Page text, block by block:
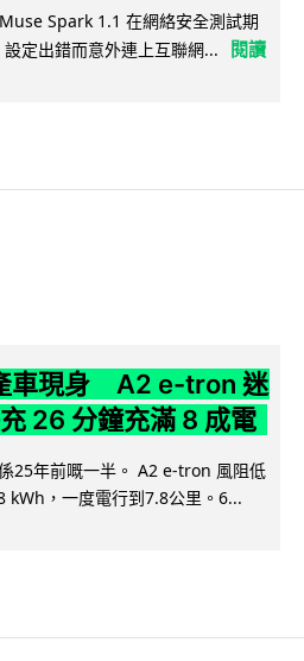
Spark 1.1 在網絡安全測試期
定出錯而意外連上互聯網...
閱讀
車現身 A2 e-tron 迷
26 分鐘充滿 8 成電
25年前嘅一半。 A2 e-tron 風阻低
kWh，一度電行到7.8公里。6...